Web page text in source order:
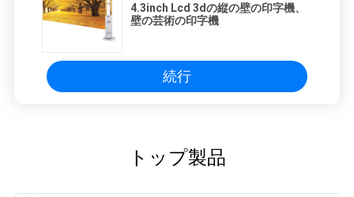
4.3inch Lcd 3dの縦の壁の印字機、
壁の芸術の印字機
続行
トップ製品